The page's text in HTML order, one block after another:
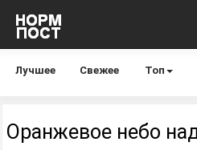
Лучшее Свежее Топ
Оранжевое небо